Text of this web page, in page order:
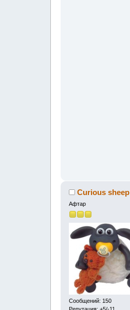
Curious sheep
Афтар
Сообщений: 150